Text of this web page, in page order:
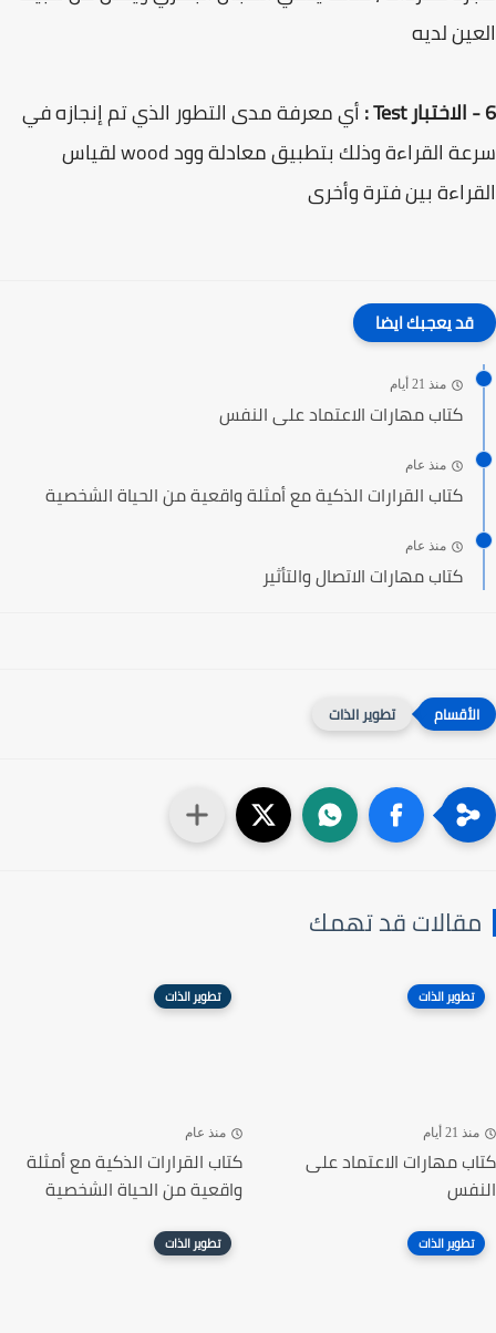
العين لديه
6 - الاختبار Test :
أي معرفة مدى التطور الذي تم إنجازه في
سرعة القراءة وذلك بتطبيق معادلة وود wood لقياس
القراءة بين فترة وأخرى
قد يعجبك ايضا
منذ 21 أيام
كتاب مهارات الاعتماد على النفس
منذ عام
كتاب القرارات الذكية مع أمثلة واقعية من الحياة الشخصية
منذ عام
كتاب مهارات الاتصال والتأثير
تطوير الذات
مقالات قد تهمك
تطوير الذات
منذ 21 أيام
كتاب مهارات الاعتماد على
النفس
تطوير الذات
منذ عام
كتاب القرارات الذكية مع أمثلة
واقعية من الحياة الشخصية
تطوير الذات تطوير الذات